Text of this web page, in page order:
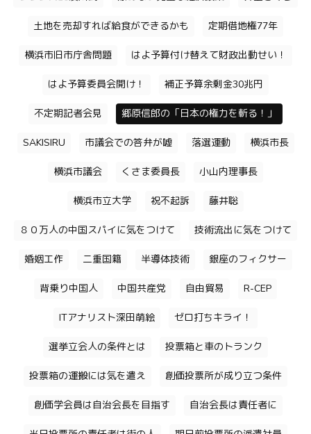
土地を売却すれば給食ができるかも 定期借地権77年
横浜市旧市庁舎問題 はよ予算付け替えて財政出動せい！
はよ予算委員会開け！ 補正予算余剰金30兆円
不定期記者会見 郷原信郎の「日本の権力を斬る！」
SAKISIRU 市議会での答弁が嘘 落選運動 横浜市長
横浜市議会 くさま委員長 小山内理事長
横浜市立大学 祝不起訴 藤井聡
８０万人の中国スパイに気をつけて 技術流出に気をつけて
婚姻工作 二重国籍 半導体技術 銀座のフィクサー
背乗り中国人 中国共産党 自由貿易 R-CEP
ITアナリスト深田萌絵 ゼロ打ちキライ！
選挙立会人の条件とは 投票箱と車のトランク
投票箱の運搬には気を遣え 創価投票所が成り立つ条件
創価学会員は自治会長を目指す 自治会長は責任者に